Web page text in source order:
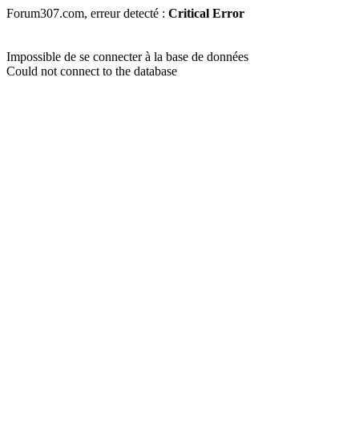
Forum307.com, erreur detecté : Critical Error
Impossible de se connecter à la base de données
Could not connect to the database